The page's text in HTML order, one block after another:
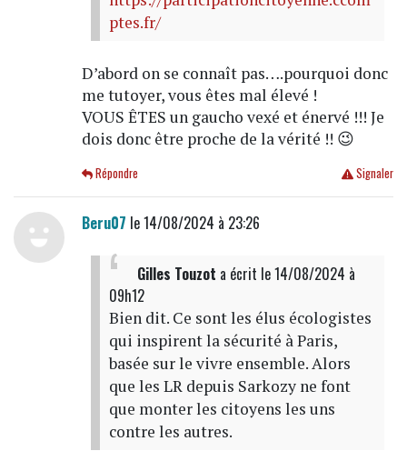
ptes.fr/
D’abord on se connaît pas….pourquoi donc
me tutoyer, vous êtes mal élevé !
VOUS ÊTES un gaucho vexé et énervé !!! Je
dois donc être proche de la vérité !! 😉
Signaler
Répondre
Beru07 le 14/08/2024 à 23:26
Gilles Touzot a écrit le 14/08/2024 à
09h12
Bien dit. Ce sont les élus écologistes
qui inspirent la sécurité à Paris,
basée sur le vivre ensemble. Alors
que les LR depuis Sarkozy ne font
que monter les citoyens les uns
contre les autres.